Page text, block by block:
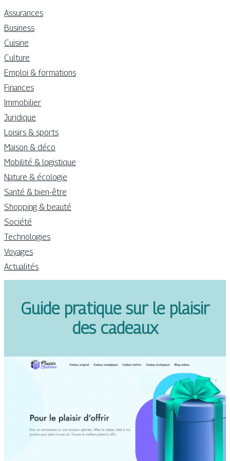
Assurances
Business
Cuisine
Culture
Emploi & formations
Finances
Immobilier
Juridique
Loisirs & sports
Maison & déco
Mobilité & logistique
Nature & écologie
Santé & bien-être
Shopping & beauté
Société
Technologies
Voyages
Actualités
Guide pratique sur le plaisir
des cadeaux